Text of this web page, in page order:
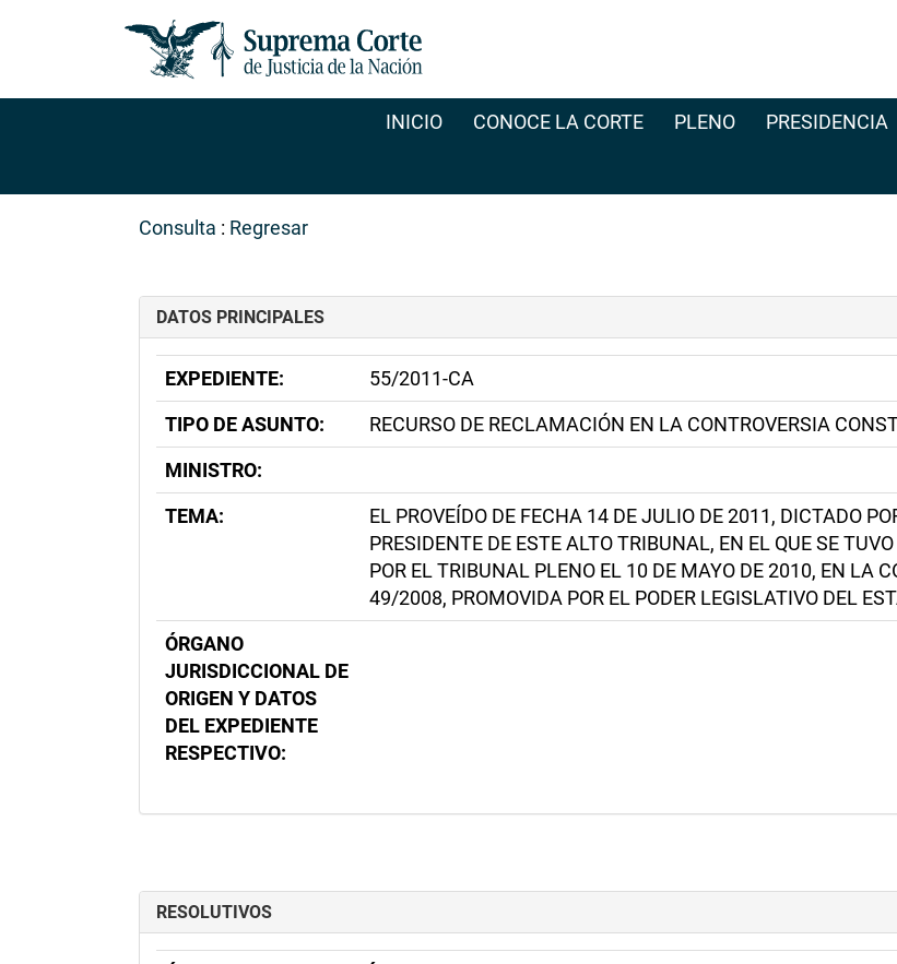
INICIO CONOCE LA CORTE PLENO PRESIDENCIA
Consulta : Regresar
DATOS PRINCIPALES
EXPEDIENTE:
55/2011-CA
TIPO DE ASUNTO:
RECURSO DE RECLAMACIÓN EN LA CONTROVERSIA
MINISTRO:
TEMA:
EL PROVEÍDO DE FECHA 14 DE JULIO DE 2011, DICTADO
PRESIDENTE DE ESTE ALTO TRIBUNAL, EN EL QUE SE
POR EL TRIBUNAL PLENO EL 10 DE MAYO DE 2010, EN LA
49/2008, PROMOVIDA POR EL PODER LEGISLATIVO DEL
ÓRGANO
JURISDICCIONAL DE
ORIGEN Y DATOS
DEL EXPEDIENTE
RESPECTIVO:
RESOLUTIVOS